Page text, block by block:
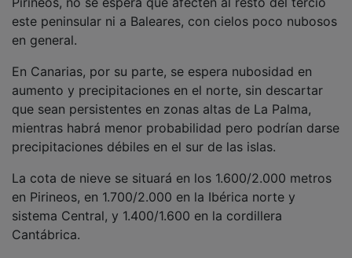
este peninsular ni a Baleares, con cielos poco nubosos
en general.
aumento y precipitaciones en el norte, sin descartar
que sean persistentes en zonas altas de La Palma,
mientras habrá menor probabilidad pero podrían darse
precipitaciones débiles en el sur de las islas.
en Pirineos, en 1.700/2.000 en la Ibérica norte y
sistema Central, y 1.400/1.600 en la cordillera
Cantábrica.